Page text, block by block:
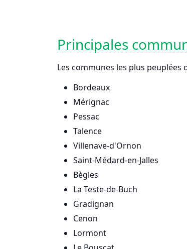
Principales
Les communes les plus
Bordeaux
Mérignac
Pessac
Talence
Villenave-d'Ornon
Saint-Médard-en-Jalles
Bègles
La Teste-de-Buch
Gradignan
Cenon
Lormont